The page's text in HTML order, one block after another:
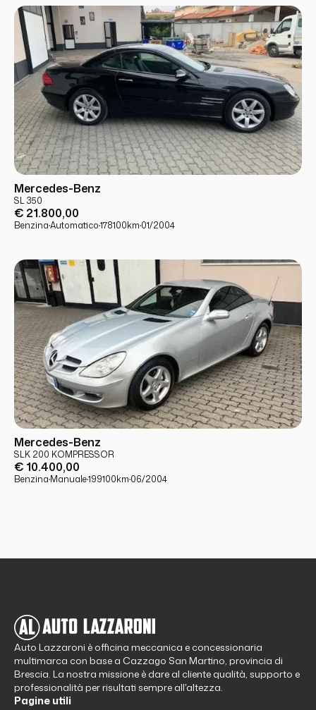
USATO PRONTA CONSEGNA
Mercedes-Benz
SL 350
€ 21.800,00
Benzina·Automatico·178100km·01/2004
USATO PRONTA CONSEGNA
Mercedes-Benz
SLK 200 KOMPRESSOR
€ 10.400,00
Benzina·Manuale·199100km·06/2004
Auto Lazzaroni è officina meccanica e concessionaria
multimarca con base a Cazzago San Martino, provincia di
Brescia. La nostra missione è dare al cliente qualità, supporto e
professionalità per risultati sempre all'altezza.
Pagine utili